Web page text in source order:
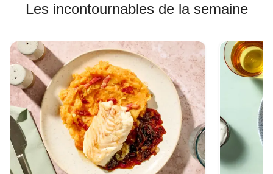
Les incontournables de la semaine